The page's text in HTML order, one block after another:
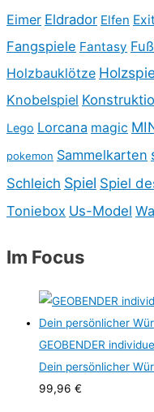
Eimer Eldrador Elfen Exit
Fangspiele Fantasy
Holzbauklötze
Knobelspiel
Lego Lorcana magic
pokemon Sammelkarten
Schleich Spiel Spiel
Toniebox Us-Model
Im Focus
GEOBENDER
Dein persönlicher
99,96 €